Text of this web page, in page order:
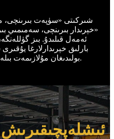
«خېرىدار بىرىنچى، سەمىمىي
ئەمەل قىلىدۇ. بىز
بارلىق خېرىدارلارغا
بولىدىغان مۇلازىمەت بىلەن تەمىنلەشنى داۋاملاشتۇرىمىز.
ئىشلەپچىقىرىش